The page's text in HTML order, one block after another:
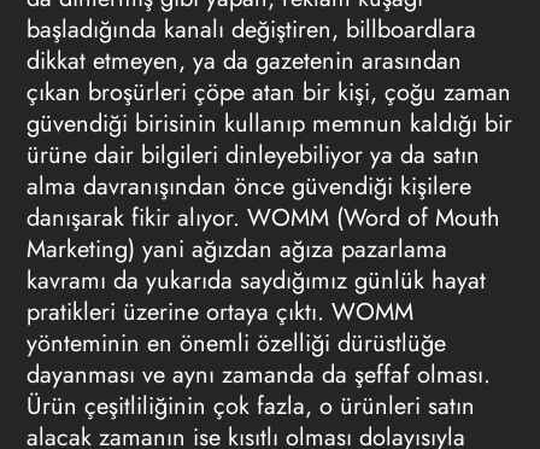
başladığında kanalı değiştiren, billboardlara
dikkat etmeyen, ya da gazetenin arasından
çıkan broşürleri çöpe atan bir kişi, çoğu zaman
güvendiği birisinin kullanıp memnun kaldığı bir
ürüne dair bilgileri dinleyebiliyor ya da satın
alma davranışından önce güvendiği kişilere
danışarak fikir alıyor. WOMM (Word of Mouth
Marketing) yani ağızdan ağıza pazarlama
kavramı da yukarıda saydığımız günlük hayat
pratikleri üzerine ortaya çıktı. WOMM
yönteminin en önemli özelliği dürüstlüğe
dayanması ve aynı zamanda da şeffaf olması.
Ürün çeşitliliğinin çok fazla, o ürünleri satın
alacak zamanın ise kısıtlı olması dolayısıyla